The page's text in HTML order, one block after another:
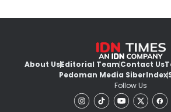
About UsEditorial TeamContact Us
Pedoman Media SiberIndex
Follow Us